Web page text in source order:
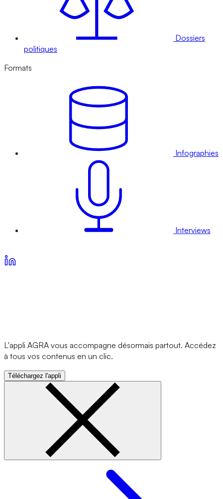
Dossiers
politiques
Formats
Infographies
Interviews
L'appli AGRA vous accompagne désormais partout. Accédez
à tous vos contenus en un clic.
Téléchargez l'appli